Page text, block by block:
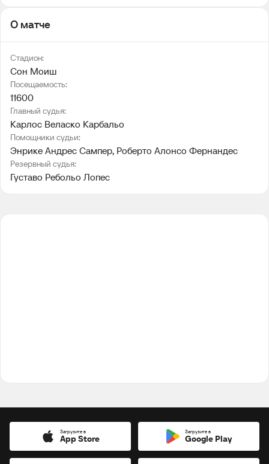
О матче
Стадион:
Сон Моиш
Посещаемость:
11600
Главный судья:
Карлос Веласко Карбальо
Помощники судьи:
Энрике Андрес Сампер, Роберто Алонсо Фернандес
Резервный судья:
Густаво Ребольо Лопес
Загрузите в
App Store
Загрузите в
Google Play